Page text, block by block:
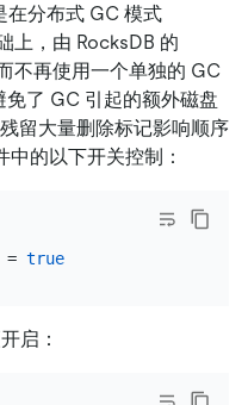
分布式 GC 模式
上，由 RocksDB 的
不再使用一个单独的 GC
了 GC 引起的额外磁盘
留大量删除标记影响顺序
的以下开关控制：
true
启：